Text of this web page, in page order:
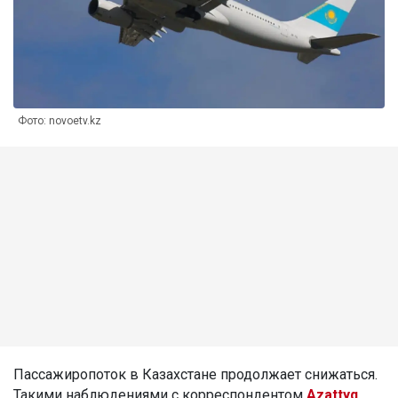
Фото: novoetv.kz
Пассажиропоток в Казахстане продолжает снижаться.
Такими наблюдениями с корреспондентом Azattyq